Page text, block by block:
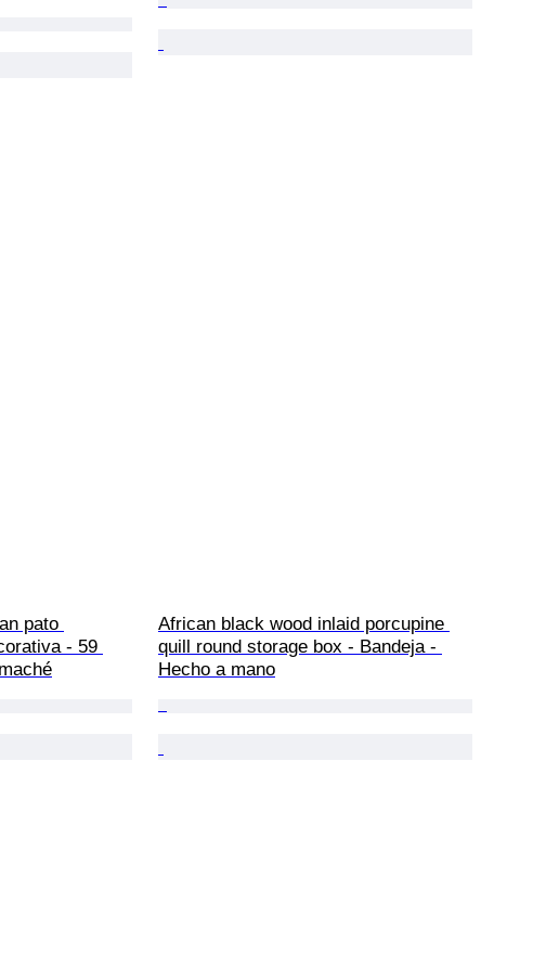
pato
- 59
African black wood inlaid porcupine
quill round storage box - Bandeja -
Hecho a mano